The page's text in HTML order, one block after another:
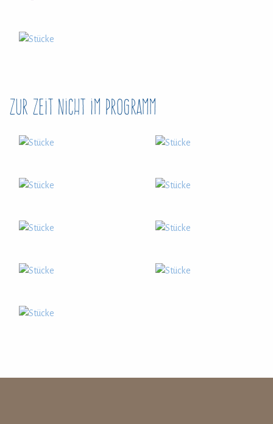
Zur Zeit nicht im Programm